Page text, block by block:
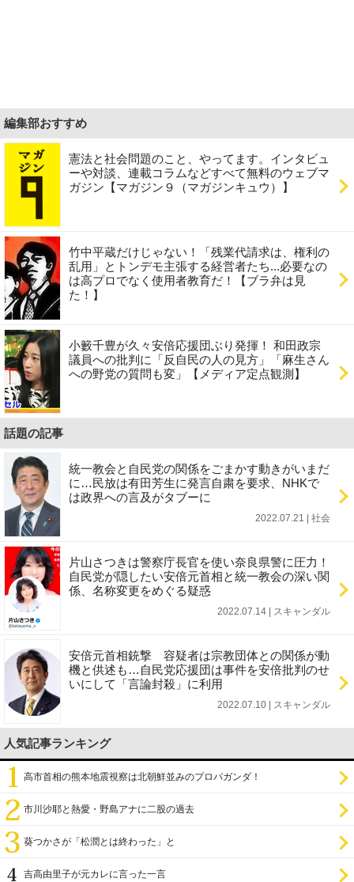
編集部おすすめ
憲法と社会問題のこと、やってます。インタビュ
ーや対談、連載コラムなどすべて無料のウェブマ
ガジン【マガジン９（マガジンキュウ）】
竹中平蔵だけじゃない！「残業代請求は、権利の
乱用」とトンデモ主張する経営者たち...必要なの
は高プロでなく使用者教育だ！【ブラ弁は見
た！】
小籔千豊が久々安倍応援団ぶり発揮！ 和田政宗
議員への批判に「反自民の人の見方」「麻生さん
への野党の質問も変」【メディア定点観測】
話題の記事
統一教会と自民党の関係をごまかす動きがいまだ
に…民放は有田芳生に発言自粛を要求、NHKで
は政界への言及がタブーに
2022.07.21 | 社会
片山さつきは警察庁長官を使い奈良県警に圧力！
自民党が隠したい安倍元首相と統一教会の深い関
係、名称変更をめぐる疑惑
2022.07.14 | スキャンダル
安倍元首相銃撃 容疑者は宗教団体との関係が動
機と供述も…自民党応援団は事件を安倍批判のせ
いにして「言論封殺」に利用
2022.07.10 | スキャンダル
人気記事ランキング
高市首相の熊本地震視察は北朝鮮並みのプロパガンダ！
市川沙耶と熱愛・野島アナに二股の過去
葵つかさが「松潤とは終わった」と
吉高由里子が元カレに言った一言